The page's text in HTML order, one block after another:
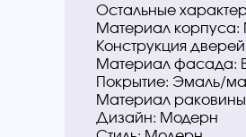
Остальные
Материал
Конструкция
Материал фасада:
Покрытие: Эмаль/
Материал
Дизайн: Модерн